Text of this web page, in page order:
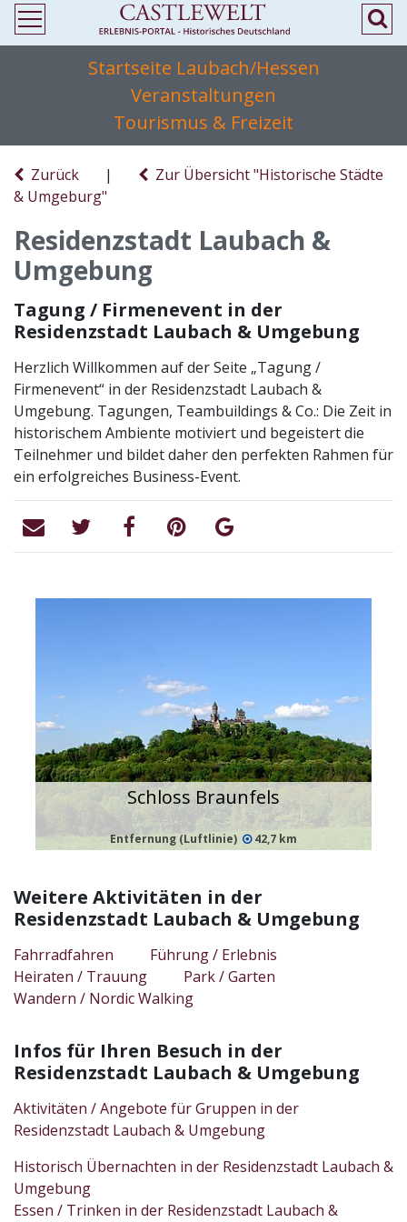
Startseite Laubach/Hessen
Veranstaltungen
Tourismus & Freizeit
Zurück |
Zur Übersicht "Historische Städte
& Umgeburg"
Residenzstadt Laubach &
Umgebung
Tagung / Firmenevent in der
Residenzstadt Laubach & Umgebung
Herzlich Willkommen auf der Seite „Tagung /
Firmenevent“ in der Residenzstadt Laubach &
Umgebung. Tagungen, Teambuildings & Co.: Die Zeit in
historischem Ambiente motiviert und begeistert die
Teilnehmer und bildet daher den perfekten Rahmen für
ein erfolgreiches Business-Event.
Schloss Braunfels
Entfernung (Luftlinie) 42,7 km
Weitere Aktivitäten in der
Residenzstadt Laubach & Umgebung
Fahrradfahren
Führung / Erlebnis
Heiraten / Trauung
Park / Garten
Wandern / Nordic Walking
Infos für Ihren Besuch in der
Residenzstadt Laubach & Umgebung
Aktivitäten / Angebote für Gruppen in der
Residenzstadt Laubach & Umgebung
Historisch Übernachten in der Residenzstadt Laubach &
Umgebung
Essen / Trinken in der Residenzstadt Laubach &